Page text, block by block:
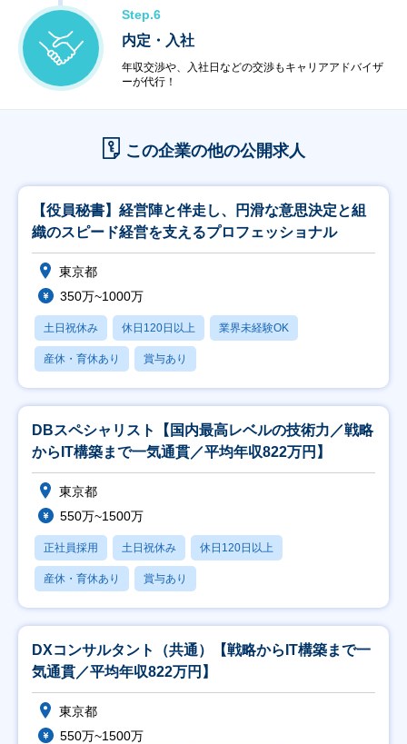
Step.6
内定・入社
年収交渉や、入社日などの交渉もキャリアアドバイザ
ーが代行！
この企業の他の公開求人
【役員秘書】経営陣と伴走し、円滑な意思決定と組
織のスピード経営を支えるプロフェッショナル
東京都
350万~1000万
土日祝休み 休日120日以上 業界未経験OK
産休・育休あり 賞与あり
DBスペシャリスト【国内最高レベルの技術力／戦略
からIT構築まで一気通貫／平均年収822万円】
東京都
550万~1500万
正社員採用 土日祝休み 休日120日以上
産休・育休あり 賞与あり
DXコンサルタント（共通）【戦略からIT構築まで一
気通貫／平均年収822万円】
東京都
550万~1500万